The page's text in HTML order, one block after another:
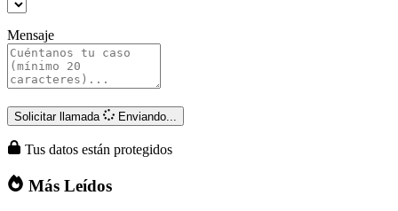
Mensaje
Solicitar llamada Enviando...
Tus datos están protegidos
Más Leídos